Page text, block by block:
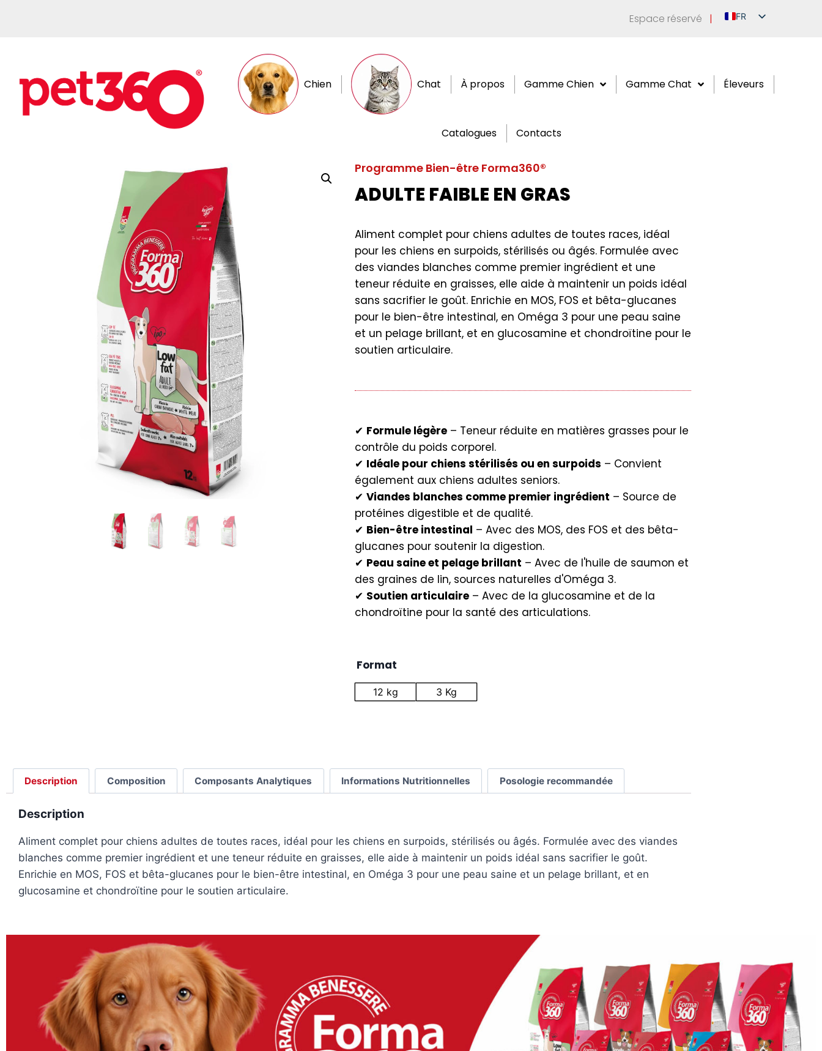
Espace réservé |
FR
Chien Chat À propos Gamme Chien Gamme Chat Éleveurs
Catalogues Contacts
Programme Bien-être Forma360®
ADULTE FAIBLE EN GRAS
Aliment complet pour chiens adultes de toutes races, idéal
pour les chiens en surpoids, stérilisés ou âgés. Formulée avec
des viandes blanches comme premier ingrédient et une
teneur réduite en graisses, elle aide à maintenir un poids idéal
sans sacrifier le goût. Enrichie en MOS, FOS et bêta-glucanes
pour le bien-être intestinal, en Oméga 3 pour une peau saine
et un pelage brillant, et en glucosamine et chondroïtine pour le
soutien articulaire.
✔ Formule légère – Teneur réduite en matières grasses pour le
contrôle du poids corporel.
✔ Idéale pour chiens stérilisés ou en surpoids – Convient
également aux chiens adultes seniors.
✔ Viandes blanches comme premier ingrédient – Source de
protéines digestible et de qualité.
✔ Bien-être intestinal – Avec des MOS, des FOS et des bêta-
glucanes pour soutenir la digestion.
✔ Peau saine et pelage brillant – Avec de l'huile de saumon et
des graines de lin, sources naturelles d'Oméga 3.
✔ Soutien articulaire – Avec de la glucosamine et de la
chondroïtine pour la santé des articulations.
Format
12 kg 3 Kg
Description Composition Composants Analytiques Informations Nutritionnelles Posologie recommandée
Description
Aliment complet pour chiens adultes de toutes races, idéal pour les chiens en surpoids, stérilisés ou âgés. Formulée avec des viandes
blanches comme premier ingrédient et une teneur réduite en graisses, elle aide à maintenir un poids idéal sans sacrifier le goût.
Enrichie en MOS, FOS et bêta-glucanes pour le bien-être intestinal, en Oméga 3 pour une peau saine et un pelage brillant, et en
glucosamine et chondroïtine pour le soutien articulaire.